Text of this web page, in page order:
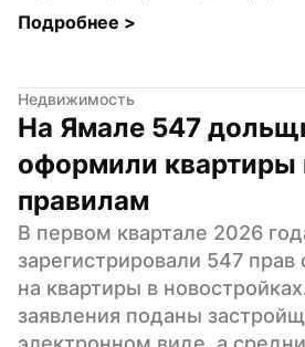
Подробнее >
Недвижимость
На Ямале 547
оформили квартиры
правилам
В первом квартале 2026
зарегистрировали 547 прав
на квартиры в
заявления поданы